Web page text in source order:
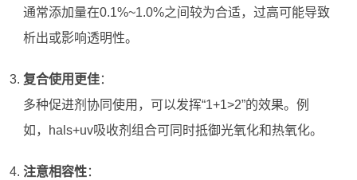
通常添加量在0.1%~1.0%之间较为合适，过高可能导致
析出或影响透明性。
复合使用更佳：
多种促进剂协同使用，可以发挥“1+1>2”的效果。例
如，hals+uv吸收剂组合可同时抵御光氧化和热氧化。
注意相容性：